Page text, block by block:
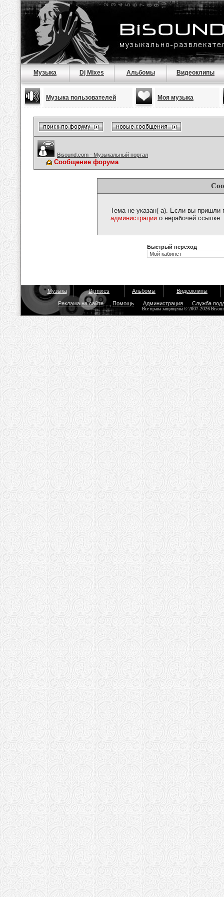
Музыка Dj Mixes Альбомы Видеоклипы
Музыка пользователей Моя музыка
Bisound.com - Музыкальный портал
Сообщение форума
Тема не указан(-а). Если вы пришли
администрации о нерабочей ссылке.
Быстрый переход
Музыка Dj mixes Альбомы Видеоклипы
Реклама на сайте Помощь Администрация Служба
Все права защищены © 2007-2026